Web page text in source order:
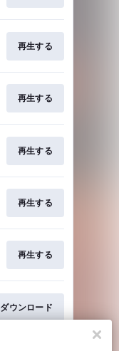
再生する
再生する
再生する
再生する
再生する
ダウンロード